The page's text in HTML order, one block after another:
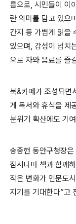
름으로, 시민들이 이
란 의미를 담고 있으
간지 등 가볍게 읽을
있으며, 감성이 넘치
으로 차와 음료를 즐
북&카페가 조성되면
게 독서와 휴식을 제
분위기 확산에도 기
송종헌 동안구청장은
잠시나마 책과 함께
작은 변화가 인문도
지기를 기대한다”고